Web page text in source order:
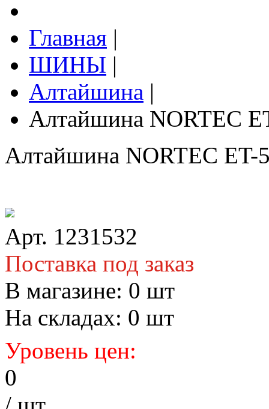
Главная |
ШИНЫ |
Алтайшина |
Алтайшина NORTEC
Алтайшина NORTEC ET-
Арт. 1231532
Поставка под заказ
В магазине: 0 шт
На складах: 0 шт
Уровень цен:
0